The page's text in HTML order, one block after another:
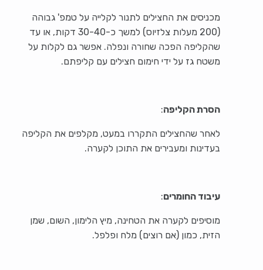
מכניסים את החצילים לתנור לקלייה על טמפ' גבוהה
(200 מעלות צלזיוס) למשך כ-30-40 דקות, או עד
שהקליפה הפכה שחורה ונפלה. אפשר גם לקלות על
משטח גז על ידי חימום חצילים עם קליפתם.
הסרת הקליפה:
לאחר שהחצילים התקררו במעט, מקלפים את הקליפה
בעדינות ומעבירים את התוכן לקערה.
עיבוד החומרים:
מוסיפים לקערה את הטחינה, מיץ הלימון, השום, שמן
הזית, כמון (אם רוצים) מלח ופלפל.